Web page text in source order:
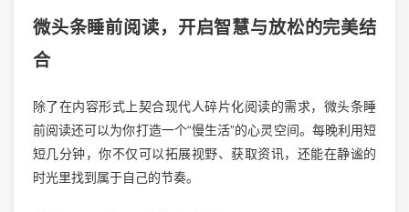
微头条睡前阅读，开启智慧与放松的完美结
合
除了在内容形式上契合现代人碎片化阅读的需求，微头条睡
前阅读还可以为你打造一个“慢生活”的心灵空间。每晚利用短
短几分钟，你不仅可以拓展视野、获取资讯，还能在静谧的
时光里找到属于自己的节奏。